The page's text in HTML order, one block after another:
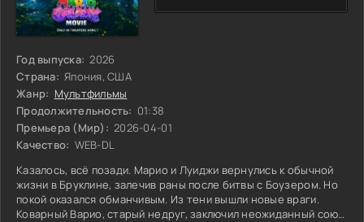
Год выпуска: 2026
Страна: Япония, США
Жанр: Мультфильмы
Продолжительность: 01:38
Премьера (Мир): 2026-04-01
Качество: WEB-DL
Казалось, всё позади. Марио и Луиджи вернулись к обычной
жизни в Бруклине, залечив раны после битвы с Боузером. Но
покой оказался обманчивым. Из тени вышли новые враги.
Коварный Варио, старый недруг, заключил неожиданный союз